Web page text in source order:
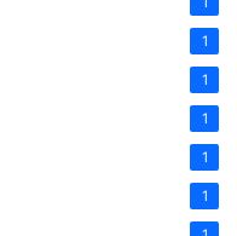
1
1
1
1
1